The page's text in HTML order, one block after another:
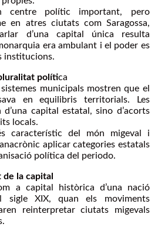
centre polític important, pero
en atres ciutats com Saragossa,
d’una capital única resulta
era ambulant i el poder es
institucions.
política
municipals mostren que el
en equilibris territorials. Les
capital estatal, sino d’acorts
locals.
característic del món migeval i
aplicar categories estatals
política del periodo.
de la capital
a capital històrica d’una nació
sigle XIX, quan els moviments
reinterpretar ciutats migevals